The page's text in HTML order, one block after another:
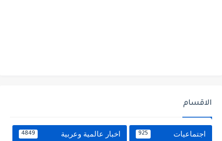
الاقسام
اجتماعيات 925 اخبار عالمية وعربية 4849